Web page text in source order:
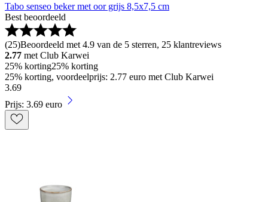
Tabo senseo beker met oor grijs 8,5x7,5 cm
Best beoordeeld
(25)Beoordeeld met 4.9 van de 5 sterren, 25 klantreviews
2.77 met Club Karwei
25% korting25% korting
25% korting, voordeelprijs: 2.77 euro met Club Karwei
3.69
Prijs: 3.69 euro